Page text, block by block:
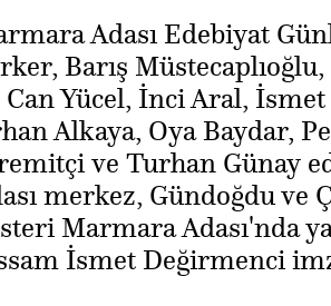
Adası Edebiyat
Barış
Yücel, İnci Aral,
Alkaya, Oya Baydar,
ve Turhan Günay
merkez, Gündoğdu ve
Marmara Adası'nda
İsmet Değirmenci